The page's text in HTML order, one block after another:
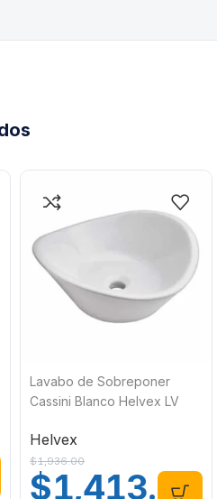
Lavabo de Sobreponer
Cassini Blanco Helvex LV
Helvex
$1,936.00
$1,413.00